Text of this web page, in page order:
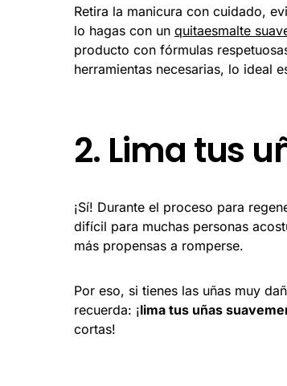
Retira la manicura con cuidado,
lo hagas con un quitaesmalte
producto con fórmulas
herramientas necesarias, lo ideal
2. Lima tus
¡Sí! Durante el proceso para
difícil para muchas personas
más propensas a romperse.
Por eso, si tienes las uñas muy
recuerda: ¡lima tus uñas
cortas!